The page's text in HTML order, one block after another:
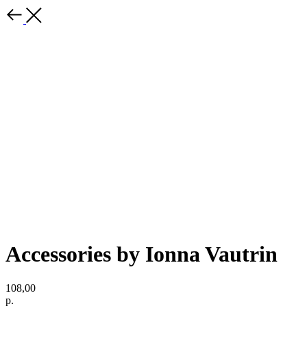
Accessories by Ionna Vautrin
108,00
р.